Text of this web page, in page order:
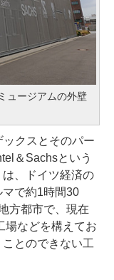
ュージアムの外壁
クスとそのパー
＆Sachsという
、ドイツ経済の
で約1時間30
方都市で、現在
場などを構えてお
とのできない工